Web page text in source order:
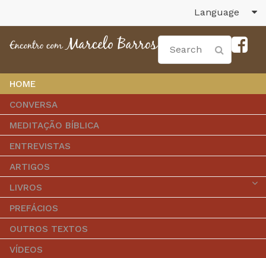
Language
HOME
CONVERSA
MEDITAÇÃO BÍBLICA
ENTREVISTAS
ARTIGOS
LIVROS
PREFÁCIOS
OUTROS TEXTOS
VÍDEOS